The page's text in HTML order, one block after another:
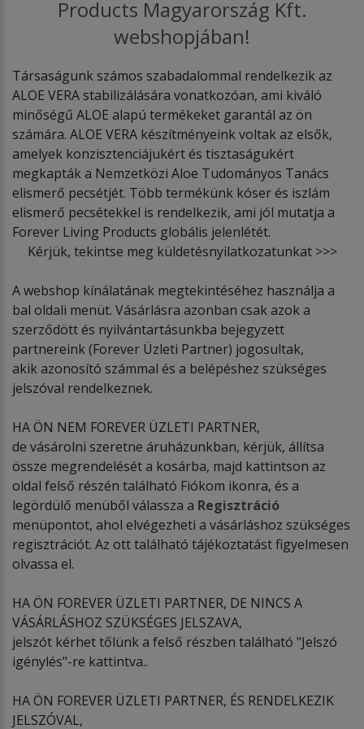
Products Magyarország Kft.
webshopjában!
Társaságunk számos szabadalommal rendelkezik az
ALOE VERA stabilizálására vonatkozóan, ami kiváló
minőségű ALOE alapú termékeket garantál az ön
számára. ALOE VERA készítményeink voltak az elsők,
amelyek konzisztenciájukért és tisztaságukért
megkapták a Nemzetközi Aloe Tudományos Tanács
elismerő pecsétjét. Több termékünk kóser és iszlám
elismerő pecsétekkel is rendelkezik, ami jól mutatja a
Forever Living Products globális jelenlétét.
Kérjük, tekintse meg küldetésnyilatkozatunkat >>>
A webshop kínálatának megtekintéséhez használja a
bal oldali menüt. Vásárlásra azonban csak azok a
szerződött és nyilvántartásunkba bejegyzett
partnereink (Forever Üzleti Partner) jogosultak,
akik azonosító számmal és a belépéshez szükséges
jelszóval rendelkeznek.
HA ÖN NEM FOREVER ÜZLETI PARTNER,
de vásárolni szeretne áruházunkban, kérjük, állítsa
össze megrendelését a kosárba, majd kattintson az
oldal felső részén található Fiókom ikonra, és a
legördülő menüből válassza a Regisztráció
menüpontot, ahol elvégezheti a vásárláshoz szükséges
regisztrációt. Az ott található tájékoztatást figyelmesen
olvassa el.
HA ÖN FOREVER ÜZLETI PARTNER, DE NINCS A
VÁSÁRLÁSHOZ SZÜKSÉGES JELSZAVA,
jelszót kérhet tőlünk a felső részben található "Jelszó
igénylés"-re kattintva..
HA ÖN FOREVER ÜZLETI PARTNER, ÉS RENDELKEZIK
JELSZÓVAL,